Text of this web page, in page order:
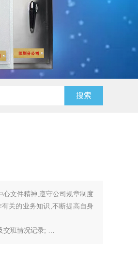
文件精神,遵守公司规章制度
关的业务知识,不断提高自身
交班情况记录;